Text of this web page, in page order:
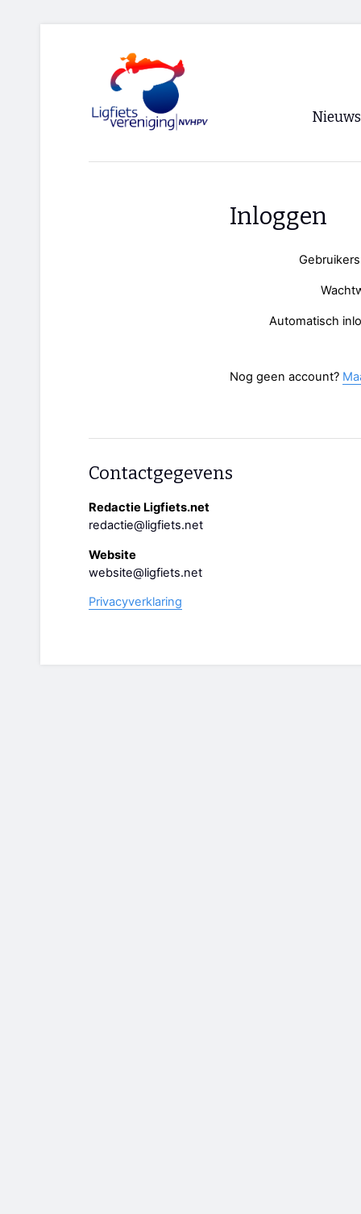
Nieuws
Inloggen
Automatisch
Nog geen account?
Contactgegevens
Redactie Ligfiets.net
redactie@ligfiets.net
Website
website@ligfiets.net
Privacyverklaring